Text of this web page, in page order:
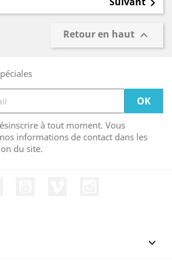

Retour en haut 
à tout moment. Vous
informations de contact dans les
du site.
